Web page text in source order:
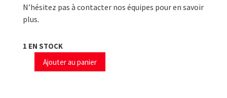
N’hésitez pas à contacter nos équipes pour en savoir
plus.
1 EN STOCK
quantité
Ajouter au panier